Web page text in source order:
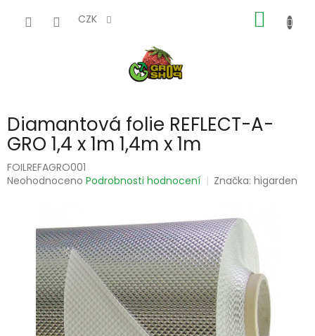
CZK
KOŠÍK
Diamantová folie REFLECT-A-
GRO 1,4 x 1m 1,4m x 1m
FOILREFAGRO001
Průměrné
hvězdiček.
Neohodnoceno Podrobnosti hodnocení Značka:higarden